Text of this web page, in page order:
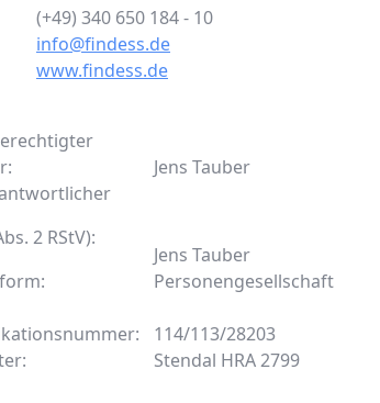
(+49) 340 650 184 - 10
info@findess.de
www.findess.de
Jens Tauber
2 RStV):
Jens Tauber
Personengesellschaft
114/113/28203
Stendal HRA 2799